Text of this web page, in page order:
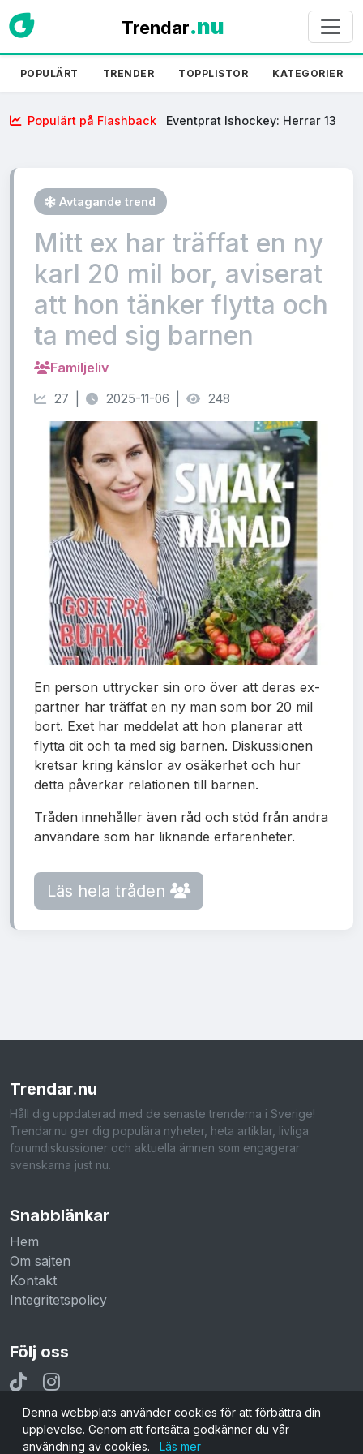
Trendar.nu
POPULÄRT TRENDER TOPPLISTOR KATEGORIER
Populärt på Flashback
Eventprat Ishockey: Herrar 13
Avtagande trend
Mitt ex har träffat en ny
karl 20 mil bor, aviserat
att hon tänker flytta och
ta med sig barnen
Familjeliv
27 | 2025-11-06 | 248
En person uttrycker sin oro över att deras ex-
partner har träffat en ny man som bor 20 mil
bort. Exet har meddelat att hon planerar att
flytta dit och ta med sig barnen. Diskussionen
kretsar kring känslor av osäkerhet och hur
detta påverkar relationen till barnen.
Tråden innehåller även råd och stöd från andra
användare som har liknande erfarenheter.
Läs hela tråden
Trendar.nu
Håll dig uppdaterad med de senaste trenderna i Sverige!
Trendar.nu ger dig populära nyheter, heta artiklar, livliga
forumdiskussioner och aktuella ämnen som engagerar
svenskarna just nu.
Snabblänkar
Hem
Om sajten
Kontakt
Integritetspolicy
Följ oss
Denna webbplats använder cookies för att förbättra din
upplevelse. Genom att fortsätta godkänner du vår
användning av cookies.
Läs mer